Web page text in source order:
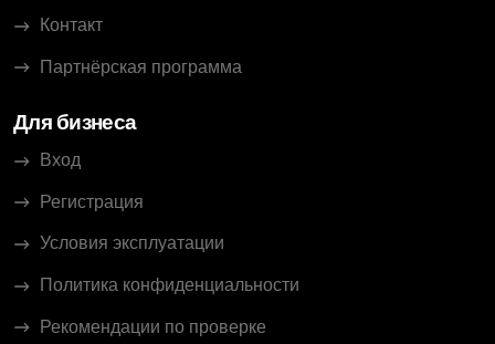
Контакт
Партнёрская программа
Для бизнеса
Вход
Регистрация
Условия эксплуатации
Политика конфиденциальности
Рекомендации по проверке